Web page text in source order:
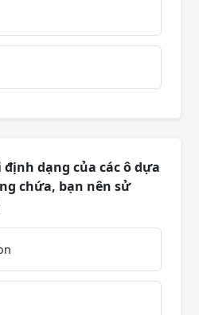
dạng của các ô dựa
chứa, bạn nên sử